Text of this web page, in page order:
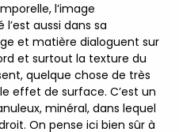
l’image
aussi dans sa
et matière dialoguent sur
et surtout la texture du
quelque chose de très
effet de surface. C’est un
minéral, dans lequel
On pense ici bien sûr à